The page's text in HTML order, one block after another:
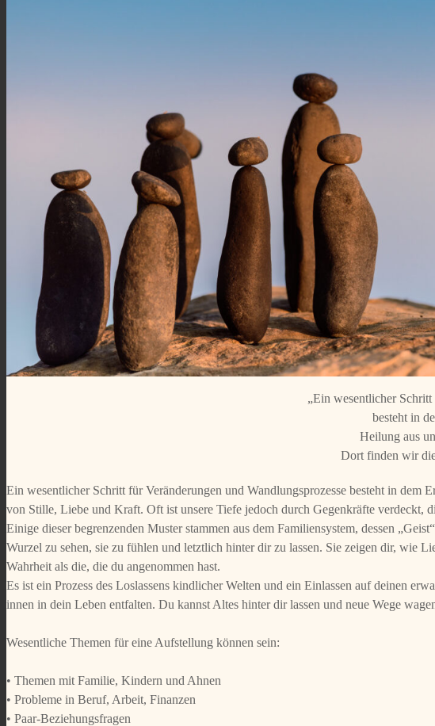
„Ein wesentlicher
besteht in
Heilung aus
Dort finden wir
Ein wesentlicher Schritt für Veränderungen und Wandlungsprozesse besteht in
von Stille, Liebe und Kraft. Oft ist unsere Tiefe jedoch durch Gegenkräfte verdeckt,
Einige dieser begrenzenden Muster stammen aus dem Familiensystem, dessen
Wurzel zu sehen, sie zu fühlen und letztlich hinter dir zu lassen. Sie zeigen dir, wie
Wahrheit als die, die du angenommen hast.
Es ist ein Prozess des Loslassens kindlicher Welten und ein Einlassen auf deinen
innen in dein Leben entfalten. Du kannst Altes hinter dir lassen und neue Wege
Wesentliche Themen für eine Aufstellung können sein:
• Themen mit Familie, Kindern und Ahnen
• Probleme in Beruf, Arbeit, Finanzen
• Paar-Beziehungsfragen